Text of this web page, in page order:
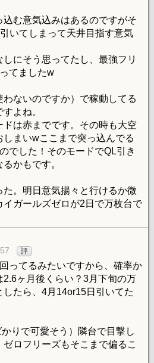
む意気込みはあるのですがそ
いてしまって天井目指す意気
にそう思ってたし、最強フリ
てましたw
ないのですか）で稼動してる
よね。
ドは赤までです。その時も大空
しまいwここまで突っ込んでる
でした！そのモードでQL引き
かもです。
。明日意気揚々と行けるか微
ガールズゼロが2日で万枚台で
評
ってるみたいですから、確率か
2.6ヶ月後くらい？3月下旬の万
たら、4月14or15日引いてた
りで可愛そう）隣台で目撃し
ロフリーズもそこまで偏るこ